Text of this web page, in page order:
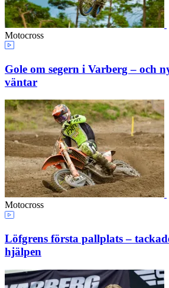
Motocross
Gole om segern i Varberg – och
väntar
Motocross
Löfgrens första pallplats –
hjälpen